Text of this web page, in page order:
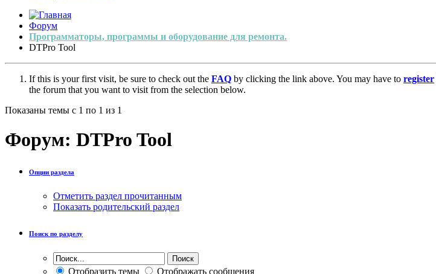
Форум
Программаторы, программы и оборудование для ремонта.
DTPro Tool
If this is your first visit, be sure to check out the FAQ by clicking the link above. You may have to register
the forum that you want to visit from the selection below.
Показаны темы с 1 по 1 из 1
Форум: DTPro Tool
Опции раздела
Отметить раздел прочитанным
Показать родительский раздел
Поиск по разделу
Отобразить темы Отображать сообщения